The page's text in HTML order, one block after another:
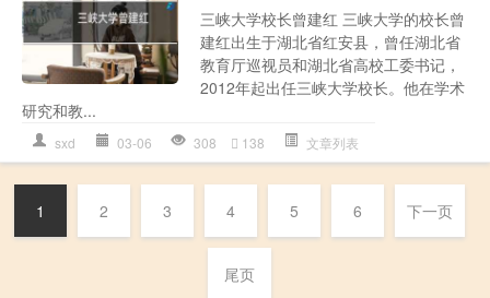
三峡大学校长曾建红 三峡大学的校长曾
建红出生于湖北省红安县，曾任湖北省
教育厅巡视员和湖北省高校工委书记，
2012年起出任三峡大学校长。他在学术
研究和教...
sxd 03-06 308 138 文章列表
1 2 3 4 5 6 下一页
尾页